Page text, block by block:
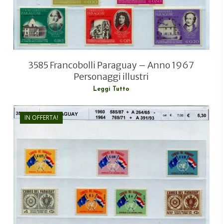
3585 Francobolli Paraguay – Anno 1967
Personaggi illustri
Leggi Tutto
IN OFFERTA!
€5,30
€4,00